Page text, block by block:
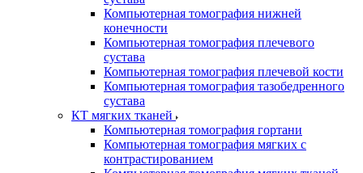
Компьютерная томография нижней
конечности
Компьютерная томография плечевого
сустава
Компьютерная томография плечевой кости
Компьютерная томография тазобедренного
сустава
КТ мягких тканей
Компьютерная томография гортани
Компьютерная томография мягких с
контрастированием